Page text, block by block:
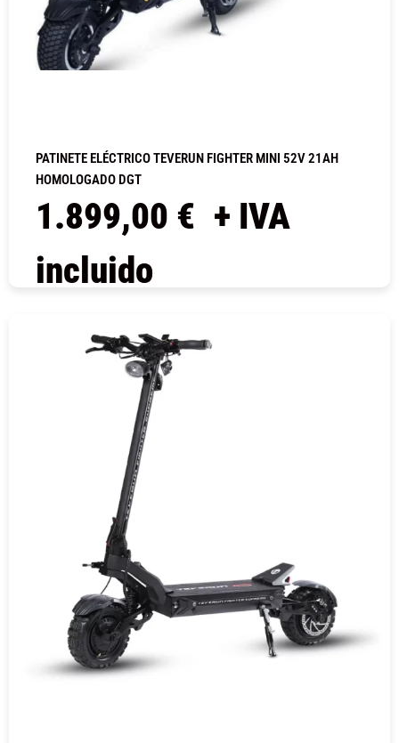
PATINETE ELÉCTRICO TEVERUN FIGHTER MINI 52V 21AH
HOMOLOGADO DGT
1.899,00 € + IVA
incluido